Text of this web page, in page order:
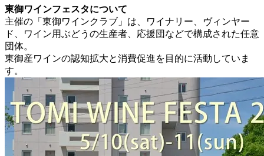
東御ワインフェスタについて
主催の「東御ワインクラブ」は、ワイナリー、ヴィンヤー
ド、ワイン用ぶどうの生産者、応援団などで構成された任意
団体。
東御産ワインの認知拡大と消費促進を目的に活動していま
す。